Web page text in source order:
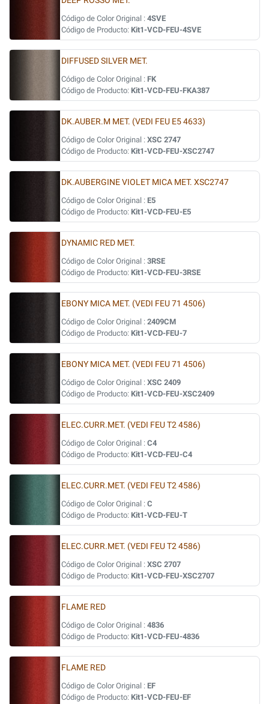
Código de Color Original : 4SVE
Código de Producto: Kit1-VCD-FEU-4SVE
DIFFUSED SILVER MET.
Código de Color Original : FK
Código de Producto: Kit1-VCD-FEU-FKA387
DK.AUBER.M MET. (VEDI FEU E5 4633)
Código de Color Original : XSC 2747
Código de Producto: Kit1-VCD-FEU-XSC2747
DK.AUBERGINE VIOLET MICA MET. XSC2747
Código de Color Original : E5
Código de Producto: Kit1-VCD-FEU-E5
DYNAMIC RED MET.
Código de Color Original : 3RSE
Código de Producto: Kit1-VCD-FEU-3RSE
EBONY MICA MET. (VEDI FEU 71 4506)
Código de Color Original : 2409CM
Código de Producto: Kit1-VCD-FEU-7
EBONY MICA MET. (VEDI FEU 71 4506)
Código de Color Original : XSC 2409
Código de Producto: Kit1-VCD-FEU-XSC2409
ELEC.CURR.MET. (VEDI FEU T2 4586)
Código de Color Original : C4
Código de Producto: Kit1-VCD-FEU-C4
ELEC.CURR.MET. (VEDI FEU T2 4586)
Código de Color Original : C
Código de Producto: Kit1-VCD-FEU-T
ELEC.CURR.MET. (VEDI FEU T2 4586)
Código de Color Original : XSC 2707
Código de Producto: Kit1-VCD-FEU-XSC2707
FLAME RED
Código de Color Original : 4836
Código de Producto: Kit1-VCD-FEU-4836
FLAME RED
Código de Color Original : EF
Código de Producto: Kit1-VCD-FEU-EF